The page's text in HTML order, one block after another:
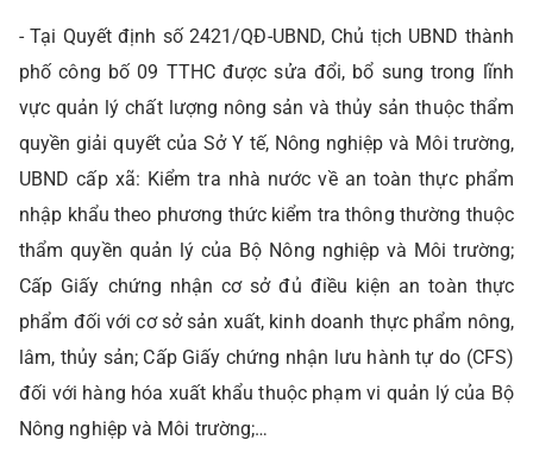
- Tại Quyết định số 2421/QĐ-UBND, Chủ tịch UBND thành
phố công bố 09 TTHC được sửa đổi, bổ sung trong lĩnh
vực quản lý chất lượng nông sản và thủy sản thuộc thẩm
quyền giải quyết của Sở Y tế, Nông nghiệp và Môi trường,
UBND cấp xã: Kiểm tra nhà nước về an toàn thực phẩm
nhập khẩu theo phương thức kiểm tra thông thường thuộc
thẩm quyền quản lý của Bộ Nông nghiệp và Môi trường;
Cấp Giấy chứng nhận cơ sở đủ điều kiện an toàn thực
phẩm đối với cơ sở sản xuất, kinh doanh thực phẩm nông,
lâm, thủy sản; Cấp Giấy chứng nhận lưu hành tự do (CFS)
đối với hàng hóa xuất khẩu thuộc phạm vi quản lý của Bộ
Nông nghiệp và Môi trường;…